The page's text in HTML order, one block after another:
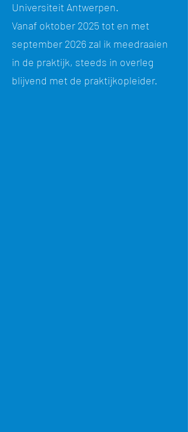
Universiteit Antwerpen.
Vanaf oktober 2025 tot en met
september 2026 zal ik meedraaien
in de praktijk, steeds in overleg
blijvend met de praktijkopleider.